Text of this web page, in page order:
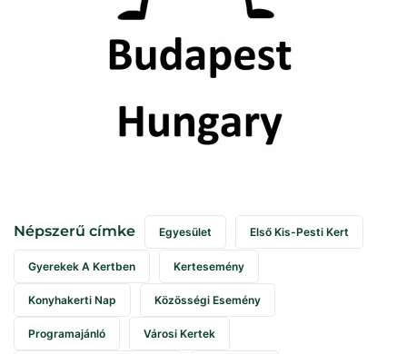
Népszerű címke Egyesület Első Kis-Pesti Kert
Gyerekek A Kertben Kertesemény
Konyhakerti Nap Közösségi Esemény
Programajánló Városi Kertek